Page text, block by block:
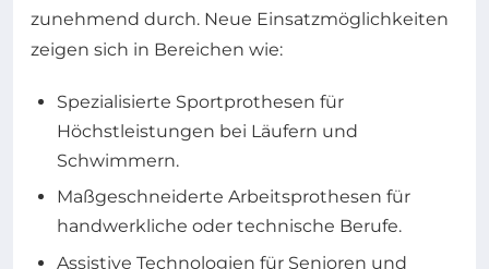
zunehmend durch. Neue Einsatzmöglichkeiten
zeigen sich in Bereichen wie:
Spezialisierte Sportprothesen für
Höchstleistungen bei Läufern und
Schwimmern.
Maßgeschneiderte Arbeitsprothesen für
handwerkliche oder technische Berufe.
Assistive Technologien für Senioren und